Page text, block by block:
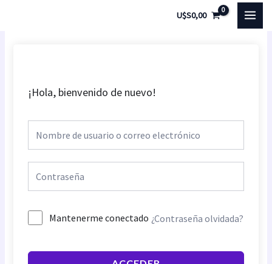
U$S0,00
¡Hola, bienvenido de nuevo!
Mantenerme conectado ¿Contraseña olvidada?